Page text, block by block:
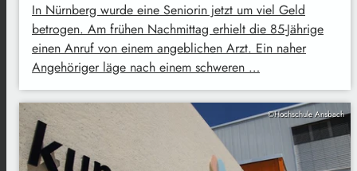
In Nürnberg wurde eine Seniorin jetzt um viel Geld
betrogen. Am frühen Nachmittag erhielt die 85-Jährige
einen Anruf von einem angeblichen Arzt. Ein naher
Angehöriger läge nach einem schweren …
©Hochschule Ansbach